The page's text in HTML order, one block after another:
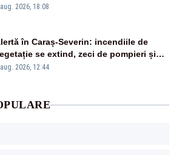
s-ar putea închide în 4 zile
2026, 18:08
în Caraș-Severin: incendiile de
se extind, zeci de pompieri și
se luptă cu flăcările - VIDEO
2026, 12:44